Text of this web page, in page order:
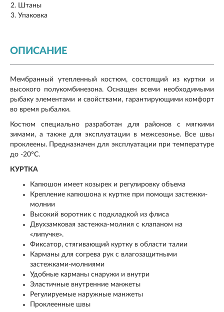
Штаны
Упаковка
ОПИСАНИЕ
Мембранный утепленный костюм, состоящий из куртки и
высокого полукомбинезона. Оснащен всеми необходимыми
рыбаку элементами и свойствами, гарантирующими комфорт
во время рыбалки.
Костюм специально разработан для районов с мягкими
зимами, а также для эксплуатации в межсезонье. Все швы
проклеены. Предназначен для эксплуатации при температуре
до -20°C.
КУРТКА
Капюшон имеет козырек и регулировку объема
Крепление капюшона к куртке при помощи застежки-
молнии
Высокий воротник с подкладкой из флиса
Двухзамковая застежка-молния с клапаном на
«липучке».
Фиксатор, стягивающий куртку в области талии
Карманы для согрева рук с влагозащитными
застежками-молниями
Удобные карманы снаружи и внутри
Эластичные внутренние манжеты
Регулируемые наружные манжеты
Проклеенные швы